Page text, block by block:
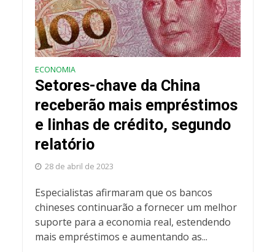
ECONOMIA
Setores-chave da China
receberão mais empréstimos
e linhas de crédito, segundo
relatório
28 de abril de 2023
Especialistas afirmaram que os bancos
chineses continuarão a fornecer um melhor
suporte para a economia real, estendendo
mais empréstimos e aumentando as...